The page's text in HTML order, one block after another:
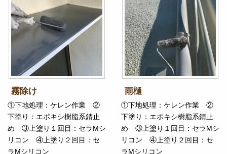
霧除け
①下地処理：ケレン作業 ②
下塗り：エポキシ樹脂系錆止
め ③上塗り１回目：セラMシ
リコン ④上塗り２回目：セ
ラMシリコン
雨樋
①下地処理：ケレン作業 ②
下塗り：エポキシ樹脂系錆止
め ③上塗り１回目：セラMシ
リコン ④上塗り２回目：セ
ラMシリコン